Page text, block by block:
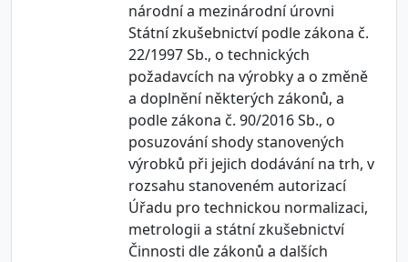
národní a mezinárodní úrovni
Státní zkušebnictví podle zákona č.
22/1997 Sb., o technických
požadavcích na výrobky a o změně
a doplnění některých zákonů, a
podle zákona č. 90/2016 Sb., o
posuzování shody stanovených
výrobků při jejich dodávání na trh, v
rozsahu stanoveném autorizací
Úřadu pro technickou normalizaci,
metrologii a státní zkušebnictví
Činnosti dle zákonů a dalších